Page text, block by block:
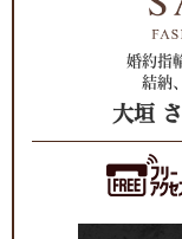
婚約指
結納
大垣